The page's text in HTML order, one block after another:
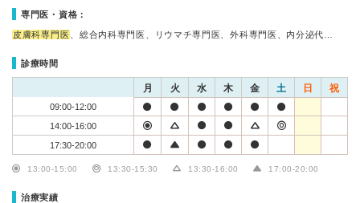
専門医・資格：
皮膚科専門医 、総合内科専門医、リウマチ専門医、外科専門医、内分泌代…
診療時間
月 火 水 木 金 土 日 祝
09:00-12:00
14:00-16:00
17:30-20:00
13:00-15:00 13:30-15:30 13:30-16:00 17:00-20:00
治療実績